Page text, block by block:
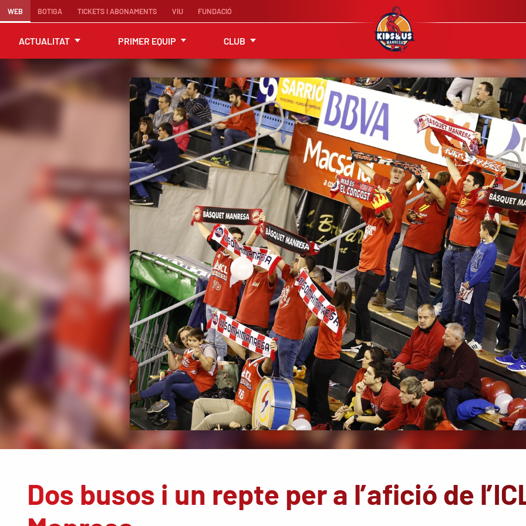
WEB BOTIGA TICKETS I ABONAMENTS VIU FUNDACIÓ
ACTUALITAT PRIMER EQUIP CLUB
Dos busos i un repte per a l’afició de